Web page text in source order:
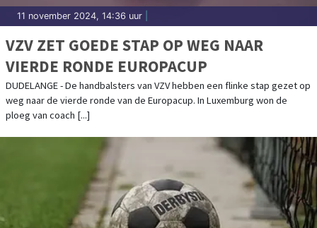
11 november 2024, 14:36 uur
VZV ZET GOEDE STAP OP WEG NAAR
VIERDE RONDE EUROPACUP
DUDELANGE - De handbalsters van VZV hebben een flinke stap gezet op
weg naar de vierde ronde van de Europacup. In Luxemburg won de
ploeg van coach [...]